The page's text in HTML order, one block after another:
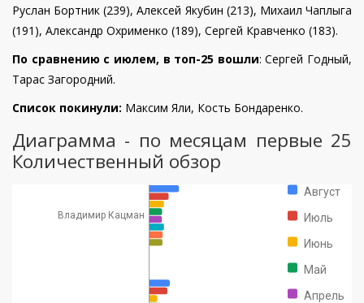
Руслан Бортник (239), Алексей Якубин (213), Михаил Чаплыга
(191), Александр Охрименко (189), Сергей Кравченко (183).
По сравнению с июлем, в топ-25 вошли: Сергей Годный,
Тарас Загородний.
Список покинули: Максим Яли, Кость Бондаренко.
Диаграмма - по месяцам первые 25
Количественный обзор
Август
Июль
Июнь
Май
Апрель
Владимир Кацман